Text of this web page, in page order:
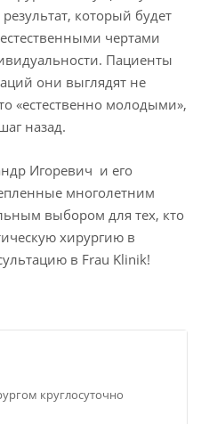
который будет
чертами
Пациенты
они выглядят не
«естественно молодыми»,
назад.
Игоревич и его
многолетним
выбором для тех, кто
хирургию в
в Frau Klinik!
круглосуточно